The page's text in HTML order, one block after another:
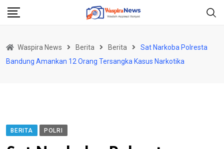
Skip
Waspira News Berita Berita
Sat Narkoba Polresta
Bandung Amankan 12 Orang Tersangka Kasus Narkotika
BERITA POLRI